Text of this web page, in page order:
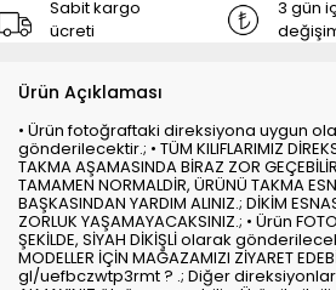
Sabit kargo
ücreti
3 gün
Ürün Açıklaması
• Ürün fotoğraftaki direksiyona uygun
gönderilecektir.; • TÜM KILIFLARIMIZ
TAKMA AŞAMASINDA BİRAZ ZOR
TAMAMEN NORMALDİR, ÜRÜNÜ TAKMA
BAŞKASINDAN YARDIM ALINIZ.; DİKİM
ZORLUK YAŞAMAYACAKSINIZ.; • Ürün
ŞEKİLDE, SİYAH DİKİŞLİ olarak
MODELLER İÇİN MAĞAZAMIZI ZİYARET
gl/uefbczwtp3rmt ? .; Diğer